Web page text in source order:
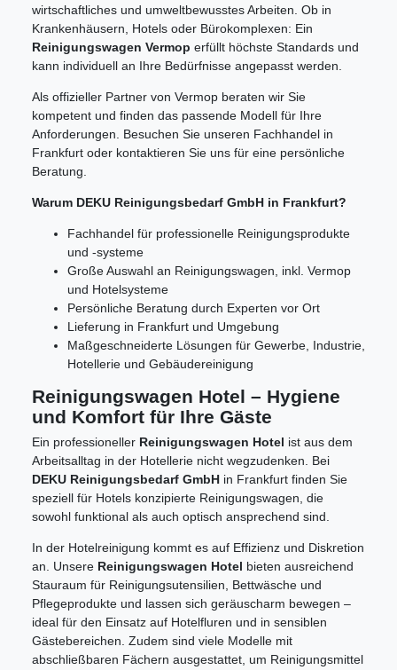
wirtschaftliches und umweltbewusstes Arbeiten. Ob in
Krankenhäusern, Hotels oder Bürokomplexen: Ein
Reinigungswagen Vermop erfüllt höchste Standards und
kann individuell an Ihre Bedürfnisse angepasst werden.
Als offizieller Partner von Vermop beraten wir Sie
kompetent und finden das passende Modell für Ihre
Anforderungen. Besuchen Sie unseren Fachhandel in
Frankfurt oder kontaktieren Sie uns für eine persönliche
Beratung.
Warum DEKU Reinigungsbedarf GmbH in Frankfurt?
Fachhandel für professionelle Reinigungsprodukte
und -systeme
Große Auswahl an Reinigungswagen, inkl. Vermop
und Hotelsysteme
Persönliche Beratung durch Experten vor Ort
Lieferung in Frankfurt und Umgebung
Maßgeschneiderte Lösungen für Gewerbe, Industrie,
Hotellerie und Gebäudereinigung
Reinigungswagen Hotel – Hygiene
und Komfort für Ihre Gäste
Ein professioneller Reinigungswagen Hotel ist aus dem
Arbeitsalltag in der Hotellerie nicht wegzudenken. Bei
DEKU Reinigungsbedarf GmbH in Frankfurt finden Sie
speziell für Hotels konzipierte Reinigungswagen, die
sowohl funktional als auch optisch ansprechend sind.
In der Hotelreinigung kommt es auf Effizienz und Diskretion
an. Unsere Reinigungswagen Hotel bieten ausreichend
Stauraum für Reinigungsutensilien, Bettwäsche und
Pflegeprodukte und lassen sich geräuscharm bewegen –
ideal für den Einsatz auf Hotelfluren und in sensiblen
Gästebereichen. Zudem sind viele Modelle mit
abschließbaren Fächern ausgestattet, um Reinigungsmittel